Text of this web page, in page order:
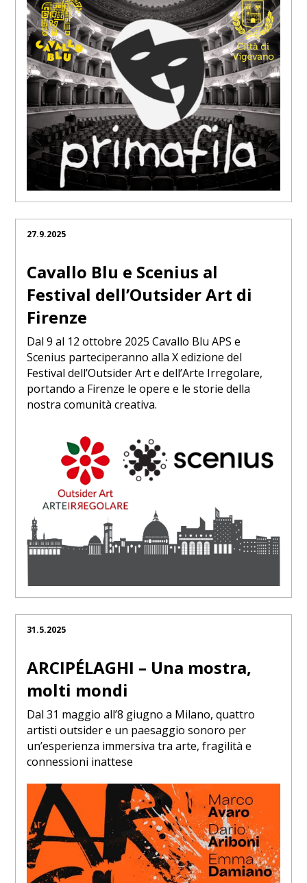
27.9.2025
Cavallo Blu e Scenius al
Festival dell’Outsider Art di
Firenze
Dal 9 al 12 ottobre 2025 Cavallo Blu APS e
Scenius parteciperanno alla X edizione del
Festival dell’Outsider Art e dell’Arte Irregolare,
portando a Firenze le opere e le storie della
nostra comunità creativa.
31.5.2025
ARCIPÉLAGHI – Una mostra,
molti mondi
Dal 31 maggio all’8 giugno a Milano, quattro
artisti outsider e un paesaggio sonoro per
un’esperienza immersiva tra arte, fragilità e
connessioni inattese